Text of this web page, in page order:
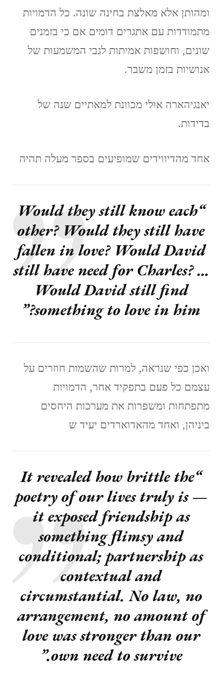
ומהותן אלא מאלצת בחינה שונה. כל הדמויות
מתמודדות עם אתגרים דומים אם כי בזמנים
שונים, וחושפות אמיתות לגבי המשמעות של
אנושיות בזמן משבר.
יאנגיהארה אולי מכוונת למאתיים שנה של
בדידות.
אחד מהדיווידים שמופיעים בספר מעלה תהיה
“Would they still know each
other? Would they still have
fallen in love? Would David
still have need for Charles? …
Would David still find
something to love in him?”
ואכן כפי שנראה, למרות שהשמות חוזרים על
עצמם כל פעם בתפקיד אחר, הדמויות
מתפתחות ומשפרות את מערכות היחסים
ביניהן, ואחד מהאדוארדים יעיד ש
“It revealed how brittle the
poetry of our lives truly is —
it exposed friendship as
something flimsy and
conditional; partnership as
contextual and
circumstantial. No law, no
arrangement, no amount of
love was stronger than our
own need to survive.”